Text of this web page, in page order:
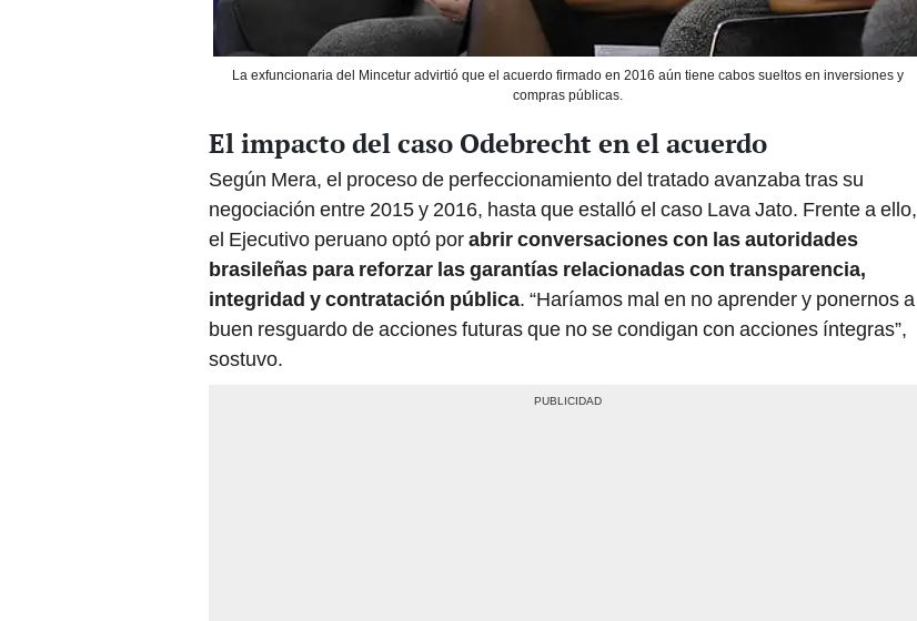
La exfuncionaria del Mincetur advirtió que el acuerdo firmado en 2016 aún tiene cabos sueltos en inversiones y
compras públicas.
El impacto del caso Odebrecht en el acuerdo
Según Mera, el proceso de perfeccionamiento del tratado avanzaba tras su
negociación entre 2015 y 2016, hasta que estalló el caso Lava Jato. Frente a ello,
el Ejecutivo peruano optó porabrir conversaciones con las autoridades
brasileñas para reforzar las garantías relacionadas con transparencia,
integridad y contratación pública. “Haríamos mal en no aprender y ponernos a
buen resguardo de acciones futuras que no se condigan con acciones íntegras”,
sostuvo.